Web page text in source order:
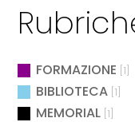
FORMAZIONE [1]
BIBLIOTECA [1]
MEMORIAL [1]